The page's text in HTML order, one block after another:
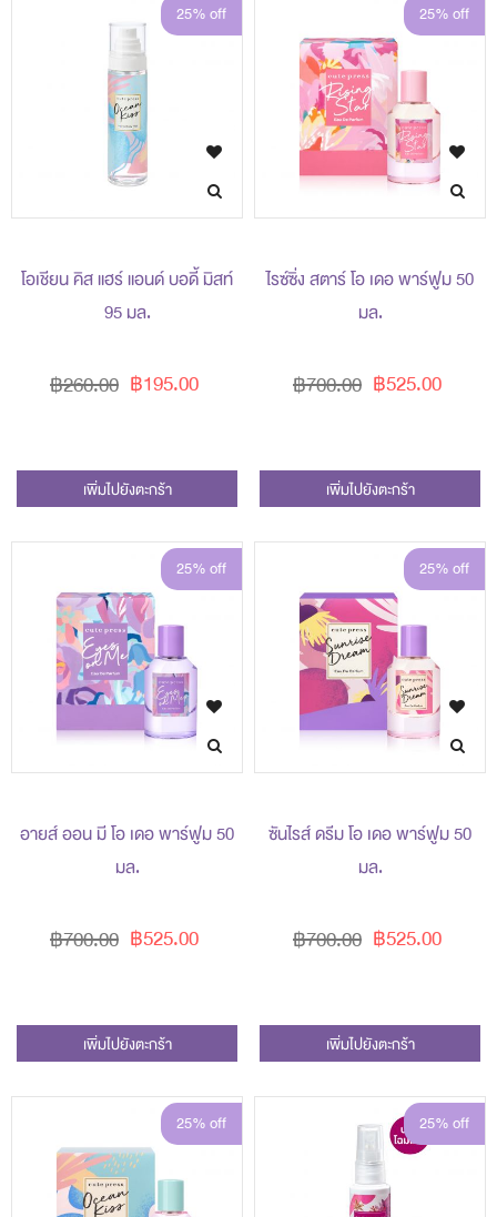
25% off
โอเชียน คิส แฮร์ แอนด์ บอดี้ มิสท์
95 มล.
฿195.00
฿260.00
เพิ่มไปยังตะกร้า
25% off
ไรซ์ซิ่ง สตาร์ โอ เดอ พาร์ฟูม 50
มล.
฿525.00
฿700.00
เพิ่มไปยังตะกร้า
25% off
อายส์ ออน มี โอ เดอ พาร์ฟูม 50
มล.
฿525.00
฿700.00
เพิ่มไปยังตะกร้า
25% off
ซันไรส์ ดรีม โอ เดอ พาร์ฟูม 50
มล.
฿525.00
฿700.00
เพิ่มไปยังตะกร้า
25% off 25% off